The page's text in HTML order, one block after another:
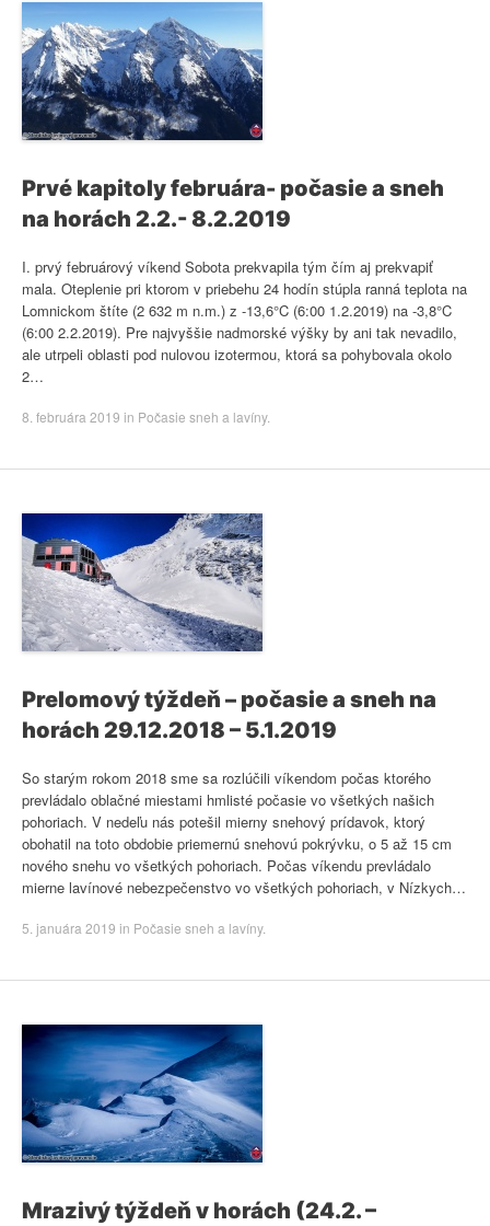
Prvé kapitoly februára- počasie a sneh
na horách 2.2.- 8.2.2019
I. prvý februárový víkend Sobota prekvapila tým čím aj prekvapiť
mala. Oteplenie pri ktorom v priebehu 24 hodín stúpla ranná teplota na
Lomnickom štíte (2 632 m n.m.) z -13,6°C (6:00 1.2.2019) na -3,8°C
(6:00 2.2.2019). Pre najvyššie nadmorské výšky by ani tak nevadilo,
ale utrpeli oblasti pod nulovou izotermou, ktorá sa pohybovala okolo
2…
8. februára 2019 in Počasie sneh a lavíny.
Prelomový týždeň – počasie a sneh na
horách 29.12.2018 – 5.1.2019
So starým rokom 2018 sme sa rozlúčili víkendom počas ktorého
prevládalo oblačné miestami hmlisté počasie vo všetkých našich
pohoriach. V nedeľu nás potešil mierny snehový prídavok, ktorý
obohatil na toto obdobie priemernú snehovú pokrývku, o 5 až 15 cm
nového snehu vo všetkých pohoriach. Počas víkendu prevládalo
mierne lavínové nebezpečenstvo vo všetkých pohoriach, v Nízkych…
5. januára 2019 in Počasie sneh a lavíny.
Mrazivý týždeň v horách (24.2. –